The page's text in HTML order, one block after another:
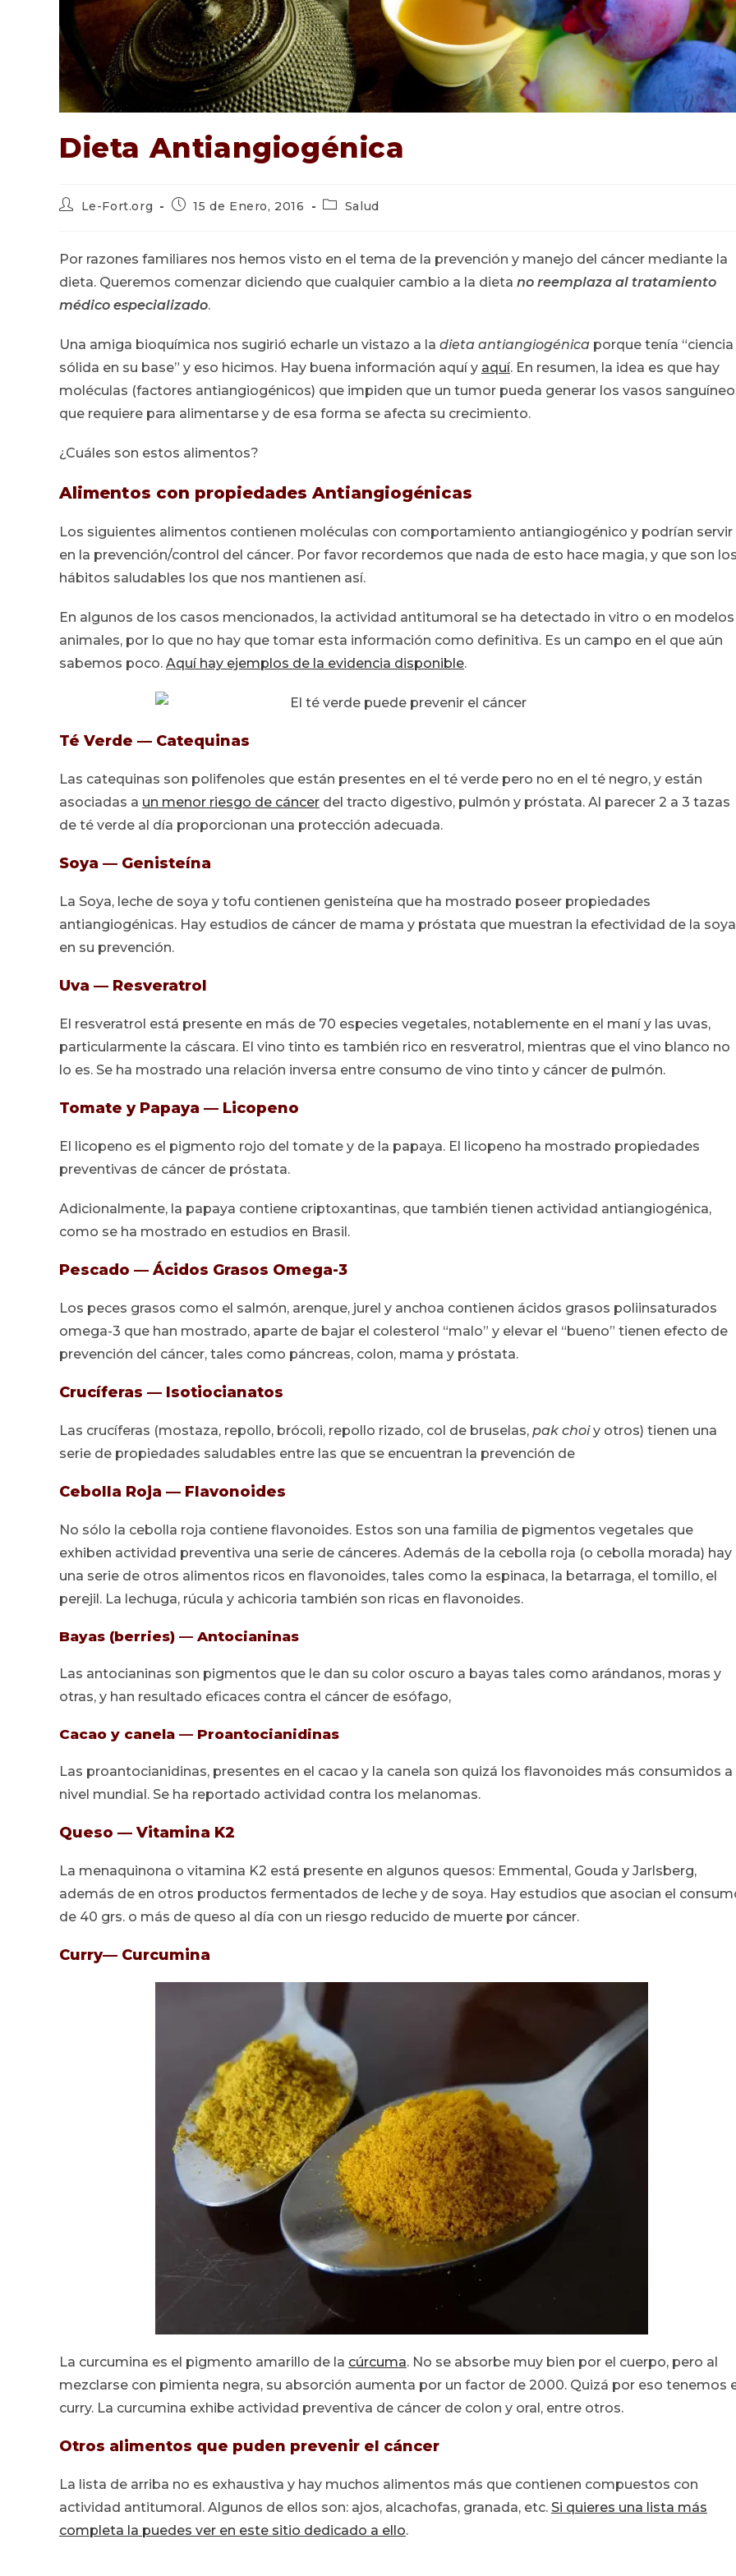
Dieta Antiangiogénica
Autor
entrada:
Le-Fort.org
Publicación
entrada:
15 de Enero, 2016
Categoría
entrada:
Salud
Por razones familiares nos hemos visto en el tema de la prevención y manejo del cáncer mediante la
dieta. Queremos comenzar diciendo que cualquier cambio a la dieta no reemplaza al tratamiento
médico especializado.
Una amiga bioquímica nos sugirió echarle un vistazo a la dieta antiangiogénica porque tenía “ciencia
sólida en su base” y eso hicimos. Hay buena información aquí y aquí. En resumen, la idea es que hay
moléculas (factores antiangiogénicos) que impiden que un tumor pueda generar los vasos
que requiere para alimentarse y de esa forma se afecta su crecimiento.
¿Cuáles son estos alimentos?
Alimentos con propiedades Antiangiogénicas
Los siguientes alimentos contienen moléculas con comportamiento antiangiogénico y podrían servir
en la prevención/control del cáncer. Por favor recordemos que nada de esto hace magia, y que son
hábitos saludables los que nos mantienen así.
En algunos de los casos mencionados, la actividad antitumoral se ha detectado in vitro o en modelos
animales, por lo que no hay que tomar esta información como definitiva. Es un campo en el que aún
sabemos poco. Aquí hay ejemplos de la evidencia disponible.
Té Verde — Catequinas
Las catequinas son polifenoles que están presentes en el té verde pero no en el té negro, y están
asociadas a un menor riesgo de cáncer del tracto digestivo, pulmón y próstata. Al parecer 2 a 3 tazas
de té verde al día proporcionan una protección adecuada.
Soya — Genisteína
La Soya, leche de soya y tofu contienen genisteína que ha mostrado poseer propiedades
antiangiogénicas. Hay estudios de cáncer de mama y próstata que muestran la efectividad de la soya
en su prevención.
Uva — Resveratrol
El resveratrol está presente en más de 70 especies vegetales, notablemente en el maní y las uvas,
particularmente la cáscara. El vino tinto es también rico en resveratrol, mientras que el vino blanco no
lo es. Se ha mostrado una relación inversa entre consumo de vino tinto y cáncer de pulmón.
Tomate y Papaya — Licopeno
El licopeno es el pigmento rojo del tomate y de la papaya. El licopeno ha mostrado propiedades
preventivas de cáncer de próstata.
Adicionalmente, la papaya contiene criptoxantinas, que también tienen actividad antiangiogénica,
como se ha mostrado en estudios en Brasil.
Pescado — Ácidos Grasos Omega-3
Los peces grasos como el salmón, arenque, jurel y anchoa contienen ácidos grasos poliinsaturados
omega-3 que han mostrado, aparte de bajar el colesterol “malo” y elevar el “bueno” tienen efecto de
prevención del cáncer, tales como páncreas, colon, mama y próstata.
Crucíferas — Isotiocianatos
Las crucíferas (mostaza, repollo, brócoli, repollo rizado, col de bruselas, pak choiy otros) tienen una
serie de propiedades saludables entre las que se encuentran la prevención de
Cebolla Roja — Flavonoides
No sólo la cebolla roja contiene flavonoides. Estos son una familia de pigmentos vegetales que
exhiben actividad preventiva una serie de cánceres. Además de la cebolla roja (o cebolla morada) hay
una serie de otros alimentos ricos en flavonoides, tales como la espinaca, la betarraga, el tomillo, el
perejil. La lechuga, rúcula y achicoria también son ricas en flavonoides.
Bayas (berries) — Antocianinas
Las antocianinas son pigmentos que le dan su color oscuro a bayas tales como arándanos, moras y
otras, y han resultado eficaces contra el cáncer de esófago,
Cacao y canela — Proantocianidinas
Las proantocianidinas, presentes en el cacao y la canela son quizá los flavonoides más consumidos a
nivel mundial. Se ha reportado actividad contra los melanomas.
Queso — Vitamina K2
La menaquinona o vitamina K2 está presente en algunos quesos: Emmental, Gouda y Jarlsberg,
además de en otros productos fermentados de leche y de soya. Hay estudios que asocian el
de 40 grs. o más de queso al día con un riesgo reducido de muerte por cáncer.
Curry— Curcumina
La curcumina es el pigmento amarillo de la cúrcuma. No se absorbe muy bien por el cuerpo, pero al
mezclarse con pimienta negra, su absorción aumenta por un factor de 2000. Quizá por eso tenemos
curry. La curcumina exhibe actividad preventiva de cáncer de colon y oral, entre otros.
Otros alimentos que puden prevenir el cáncer
La lista de arriba no es exhaustiva y hay muchos alimentos más que contienen compuestos con
actividad antitumoral. Algunos de ellos son: ajos, alcachofas, granada, etc. Si quieres una lista más
completa la puedes ver en este sitio dedicado a ello.